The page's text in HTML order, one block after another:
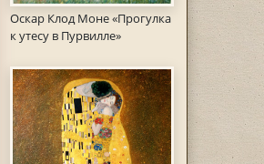
Оскар Клод Моне «Прогулка
к утесу в Пурвилле»